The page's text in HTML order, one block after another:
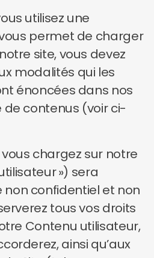
utilisez une
permet de charger
site, vous devez
modalités qui les
énoncées dans nos
de contenus (voir ci-
chargez sur notre
») sera
confidentiel et non
tous vos droits
Contenu utilisateur,
ainsi qu’aux